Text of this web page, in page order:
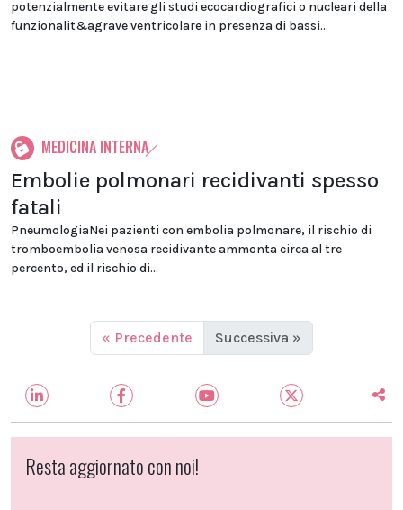
potenzialmente evitare gli studi ecocardiografici o nucleari della
funzionalit&agrave ventricolare in presenza di bassi...
MEDICINA INTERNA
Embolie polmonari recidivanti spesso
fatali
PneumologiaNei pazienti con embolia polmonare, il rischio di
tromboembolia venosa recidivante ammonta circa al tre
percento, ed il rischio di...
« Precedente Successiva »
Resta aggiornato con noi!